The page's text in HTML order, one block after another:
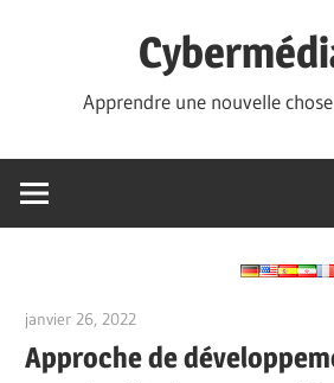
Apprendre une nouvelle
janvier 26, 2022
Approche de